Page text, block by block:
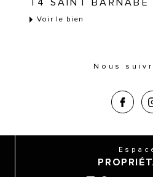
T4 SAINT BARNABÉ
Voir le bien
Nous